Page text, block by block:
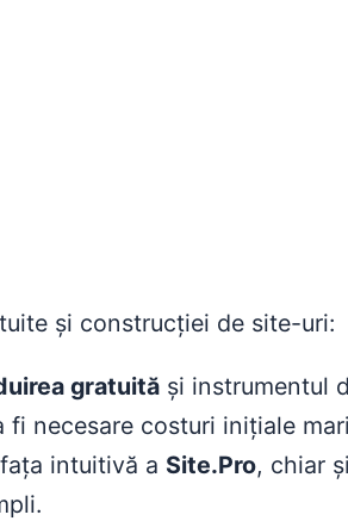
și construcției de site-uri:
gratuită și instrumentul
fi necesare costuri inițiale
intuitivă a Site.Pro, chiar